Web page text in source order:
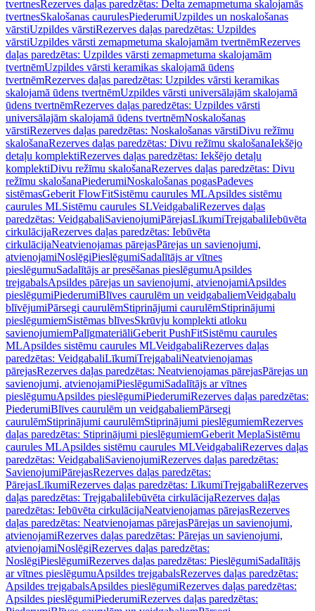
tvertnesRezerves daļas paredzētas: Delta zemapmetuma skalojamās
tvertnesSkalošanas caurulesPiederumiUzpildes un noskalošanas
vārstiUzpildes vārstiRezerves daļas paredzētas: Uzpildes
vārstiUzpildes vārsti zemapmetuma skalojamām tvertnēmRezerves
daļas paredzētas: Uzpildes vārsti zemapmetuma skalojamām
tvertnēmUzpildes vārsti keramikas skalojamā ūdens
tvertnēmRezerves daļas paredzētas: Uzpildes vārsti keramikas
skalojamā ūdens tvertnēmUzpildes vārsti universālajām skalojamā
ūdens tvertnēmRezerves daļas paredzētas: Uzpildes vārsti
universālajām skalojamā ūdens tvertnēmNoskalošanas
vārstiRezerves daļas paredzētas: Noskalošanas vārstiDivu režīmu
skalošanaRezerves daļas paredzētas: Divu režīmu skalošanaIekšējo
detaļu komplektiRezerves daļas paredzētas: Iekšējo detaļu
komplektiDivu režīmu skalošanaRezerves daļas paredzētas: Divu
režīmu skalošanaPiederumiNoskalošanas pogasPadeves
sistēmasGeberit FlowFitSistēmu caurules MLApsildes sistēmu
caurules MLSistēmu caurules SLVeidgabaliRezerves daļas
paredzētas: VeidgabaliSavienojumiPārejasLīkumiTrejgabaliIebūvēta
cirkulācijaRezerves daļas paredzētas: Iebūvēta
cirkulācijaNeatvienojamas pārejasPārejas un savienojumi,
atvienojamiNoslēgiPieslēgumiSadalītājs ar vītnes
pieslēgumuSadalītājs ar presēšanas pieslēgumuApsildes
trejgabalsApsildes pārejas un savienojumi, atvienojamiApsildes
pieslēgumiPiederumiBlīves caurulēm un veidgabaliemVeidgabalu
blīvējumiPārsegi caurulēmStiprinājumi caurulēmStiprinājumi
pieslēgumiemSistēmas blīvesSkrūvju komplekti atloku
savienojumiemPalīgmateriāliGeberit PushFitSistēmu caurules
MLApsildes sistēmu caurules MLVeidgabaliRezerves daļas
paredzētas: VeidgabaliLīkumiTrejgabaliNeatvienojamas
pārejasRezerves daļas paredzētas: Neatvienojamas pārejasPārejas un
savienojumi, atvienojamiPieslēgumiSadalītājs ar vītnes
pieslēgumuApsildes pieslēgumiPiederumiRezerves daļas paredzētas:
PiederumiBlīves caurulēm un veidgabaliemPārsegi
caurulēmStiprinājumi caurulēmStiprinājumi pieslēgumiemRezerves
daļas paredzētas: Stiprinājumi pieslēgumiemGeberit MeplaSistēmu
caurules MLApsildes sistēmu caurules MLVeidgabaliRezerves daļas
paredzētas: VeidgabaliSavienojumiRezerves daļas paredzētas:
SavienojumiPārejasRezerves daļas paredzētas:
PārejasLīkumiRezerves daļas paredzētas: LīkumiTrejgabaliRezerves
daļas paredzētas: TrejgabaliIebūvēta cirkulācijaRezerves daļas
paredzētas: Iebūvēta cirkulācijaNeatvienojamas pārejasRezerves
daļas paredzētas: Neatvienojamas pārejasPārejas un savienojumi,
atvienojamiRezerves daļas paredzētas: Pārejas un savienojumi,
atvienojamiNoslēgiRezerves daļas paredzētas:
NoslēgiPieslēgumiRezerves daļas paredzētas: PieslēgumiSadalītājs
ar vītnes pieslēgumuApsildes trejgabalsRezerves daļas paredzētas:
Apsildes trejgabalsApsildes pieslēgumiRezerves daļas paredzētas:
Apsildes pieslēgumiPiederumiRezerves daļas paredzētas: